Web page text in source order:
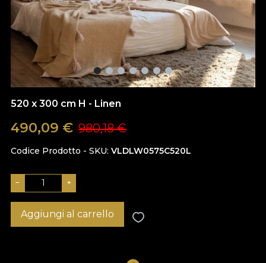
520 x 300 cm H - Linen
490,09 € 980,18€
Codice Prodotto - SKU VLDLW0575C520L
− +
Aggiungi al carrello